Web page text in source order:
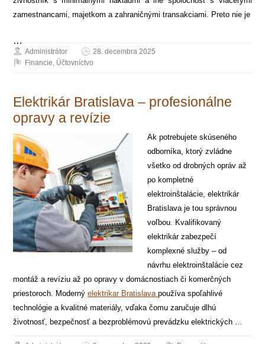
zamestnancami, majetkom a zahraničnými transakciami. Preto nie je
…
Administrátor
28. decembra 2025
Financie, Účtovníctvo
Elektrikár Bratislava – profesionálne
opravy a revízie
Ak potrebujete skúseného
odborníka, ktorý zvládne
všetko od drobných opráv až
po kompletné
elektroinštalácie, elektrikár
Bratislava je tou správnou
voľbou. Kvalifikovaný
elektrikár zabezpečí
komplexné služby – od
návrhu elektroinštalácie cez
montáž a revíziu až po opravy v domácnostiach či komerčných
priestoroch. Modernýelektrikar Bratislavapoužíva spoľahlivé
technológie a kvalitné materiály, vďaka čomu zaručuje dlhú
životnosť, bezpečnosť a bezproblémovú prevádzku elektrických …